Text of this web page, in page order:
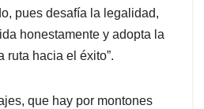
pues desafía la legalidad,
honestamente y adopta la
ruta hacia el éxito”.
que hay por montones